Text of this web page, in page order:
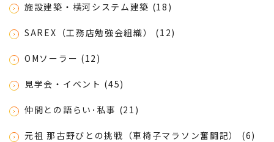
施設建築・横河システム建築 (18)
SAREX（工務店勉強会組織） (12)
OMソーラー (12)
見学会・イベント (45)
仲間との語らい･私事 (21)
元祖 那古野びとの挑戦（車椅子マラソン奮闘記） (6)